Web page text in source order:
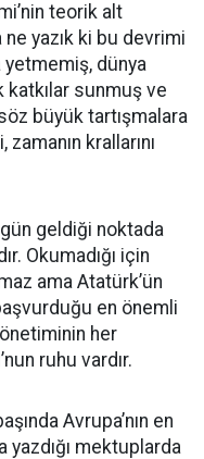
teorik alt
ne yazık ki bu devrimi
dünya
katkılar sunmuş ve
büyük tartışmalara
krallarını
geldiği noktada
Okumadığı için
ama Atatürk’ün
en önemli
her
ruhu vardır.
Avrupa’nın en
yazdığı mektuplarda